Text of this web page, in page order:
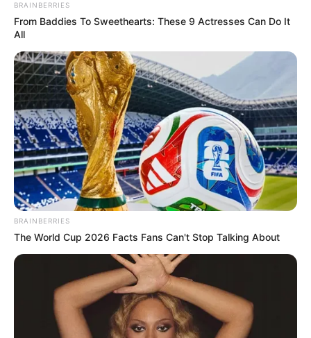
BRAINBERRIES
From Baddies To Sweethearts: These 9 Actresses Can Do It
All
BRAINBERRIES
The World Cup 2026 Facts Fans Can't Stop Talking About